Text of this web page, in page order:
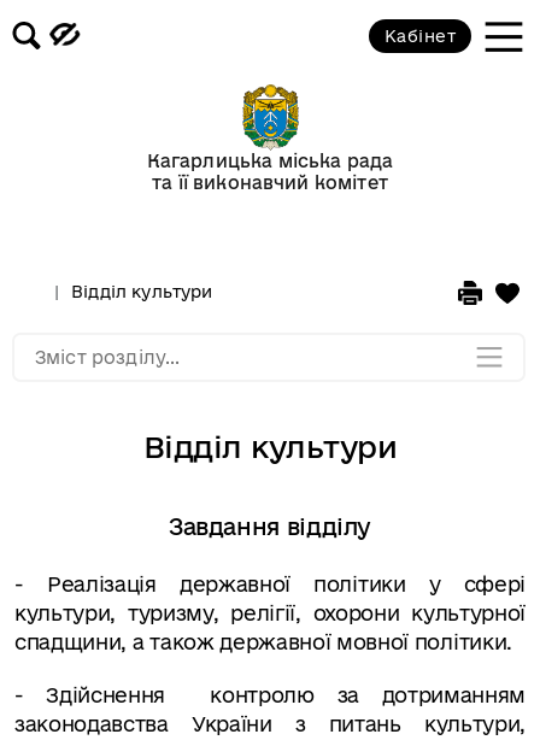
Кагарлицька міська рада
та її виконавчий комітет
Кабінет
Відділ культури
Відділ культури
Завдання відділу
- Реалізація державної політики у сфері
культури, туризму, релігії, охорони культурної
спадщини, а також державної мовної політики.
- Здійснення контролю за дотриманням
законодавства України з питань культури,
Зміст розділу...
Дошкільні навчальні заклади
Служба 101